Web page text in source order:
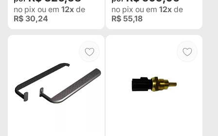
no pix ou em 12x de
R$ 30,24
no pix ou em 12x de
R$ 55,18